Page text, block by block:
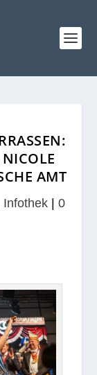
AMT
Infothek
0